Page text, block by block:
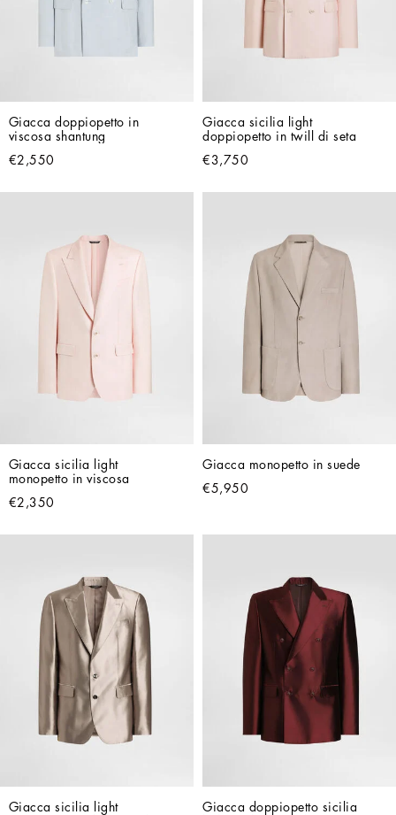
Giacca doppiopetto in
viscosa shantung
€2,550
Giacca sicilia light
doppiopetto in twill di seta
€3,750
Giacca sicilia light
monopetto in viscosa
€2,350
Giacca monopetto in suede
€5,950
Giacca sicilia light
Giacca doppiopetto sicilia